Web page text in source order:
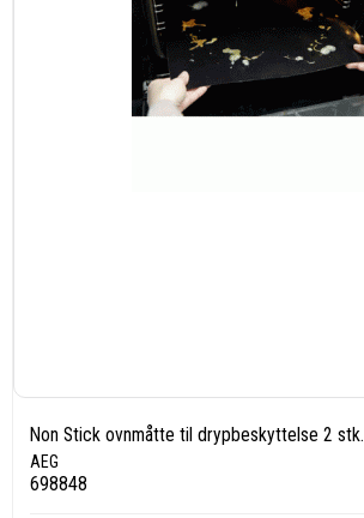
Non Stick ovnmåtte til drypbeskyttelse 2 stk.
AEG
698848